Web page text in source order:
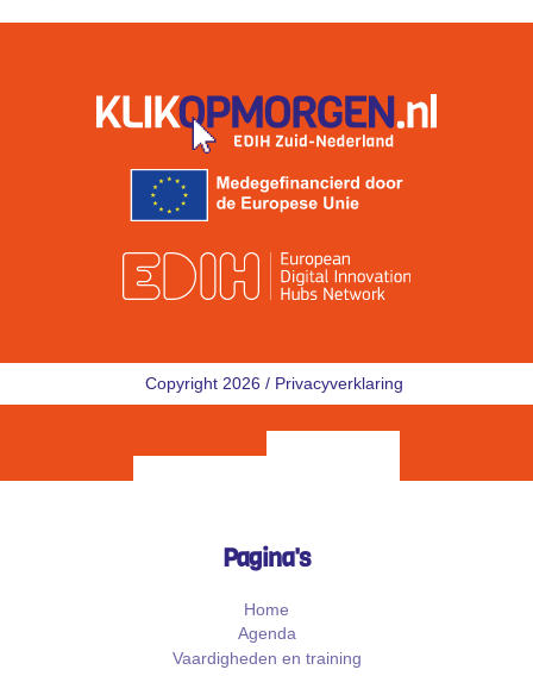
Copyright 2026 / Privacyverklaring
Pagina's
Home
Agenda
Vaardigheden en training